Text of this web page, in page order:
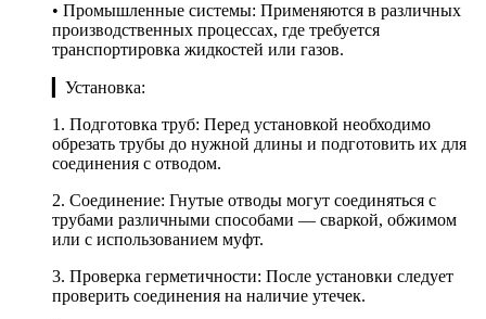
• Промышленные системы: Применяются в различных
производственных процессах, где требуется
транспортировка жидкостей или газов.
▎Установка:
1. Подготовка труб: Перед установкой необходимо
обрезать трубы до нужной длины и подготовить их для
соединения с отводом.
2. Соединение: Гнутые отводы могут соединяться с
трубами различными способами — сваркой, обжимом
или с использованием муфт.
3. Проверка герметичности: После установки следует
проверить соединения на наличие утечек.